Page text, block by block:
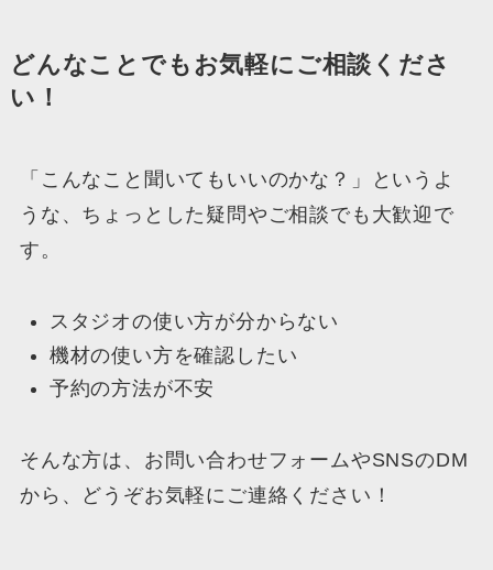
どんなことでもお気軽にご相談くださ
い！
「こんなこと聞いてもいいのかな？」というよ
うな、ちょっとした疑問やご相談でも大歓迎で
す。
スタジオの使い方が分からない
機材の使い方を確認したい
予約の方法が不安
そんな方は、お問い合わせフォームやSNSのDM
から、どうぞお気軽にご連絡ください！